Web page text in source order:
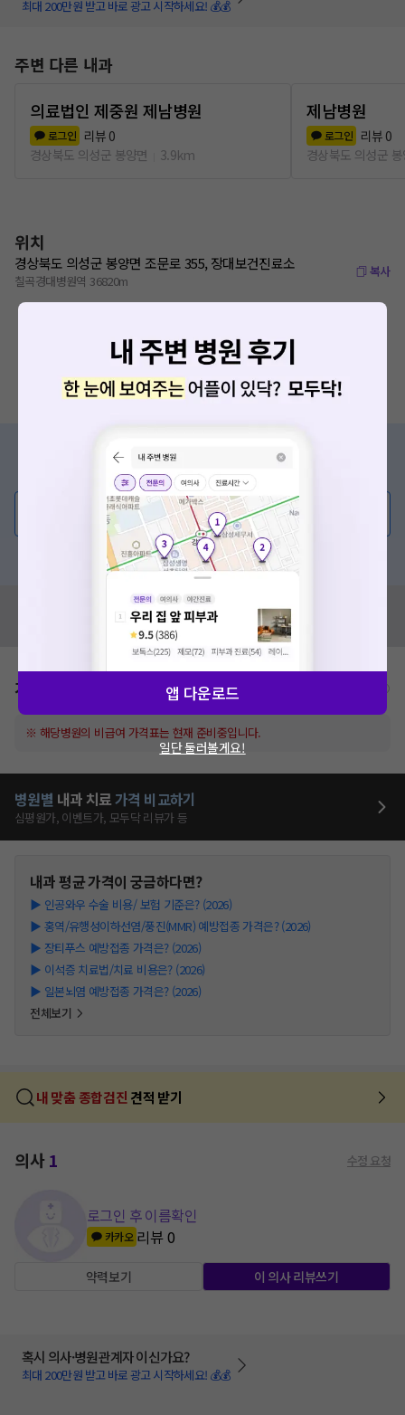
최대 200만원 받고 바로 광고 시작하세요! 💰💰
주변 다른 내과
의료법인 제중원 제남병원
로그인 리뷰 0
경상북도 의성군 봉양면
3.9km
제남병원
로그인 리뷰 0
경상북도 의성군
위치
경상북도 의성군 봉양면 조문로 355, 장대보건진료소
칠곡경대병원역 36820m
복사
증상/치료, 궁금한 점이 있나요?
의사가 직접 답해드려요!
💬 무엇이든 물어보세요
혹은, 의료상담 서비스에 다양한 게시글 보러가기
혹시 잘못된 병원정보가 있나요?
모두닥 팀에 알려주세요!
가격표
※ 해당병원의 비급여 가격표는 현재 준비중입니다.
병원별 내과 치료가격 비교하기
심평원가, 이벤트가, 모두닥 리뷰가 등
내과평균 가격이 궁금하다면?
▶ 인공와우 수술 비용/ 보험 기준은? (2026)
▶ 홍역/유행성이하선염/풍진(MMR) 예방접종 가격은? (2026)
▶ 장티푸스 예방접종 가격은? (2026)
▶ 이석증 치료법/치료 비용은? (2026)
▶ 일본뇌염 예방접종 가격은? (2026)
전체보기
내 맞춤 종합검진 견적 받기
의사1 수정 요청
로그인 후 이름확인
카카오 리뷰0
약력보기 이 의사 리뷰쓰기
혹시 의사·병원관계자 이신가요?
최대 200만원 받고 바로 광고 시작하세요! 💰💰
앱 다운로드
일단 둘러볼게요!